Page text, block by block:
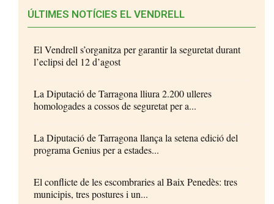
ÚLTIMES NOTÍCIES EL VENDRELL
El Vendrell s’organitza per garantir la seguretat durant
l’eclipsi del 12 d’agost
La Diputació de Tarragona lliura 2.200 ulleres
homologades a cossos de seguretat per a...
La Diputació de Tarragona llança la setena edició del
programa Genius per a estades...
El conflicte de les escombraries al Baix Penedès: tres
municipis, tres postures i un...